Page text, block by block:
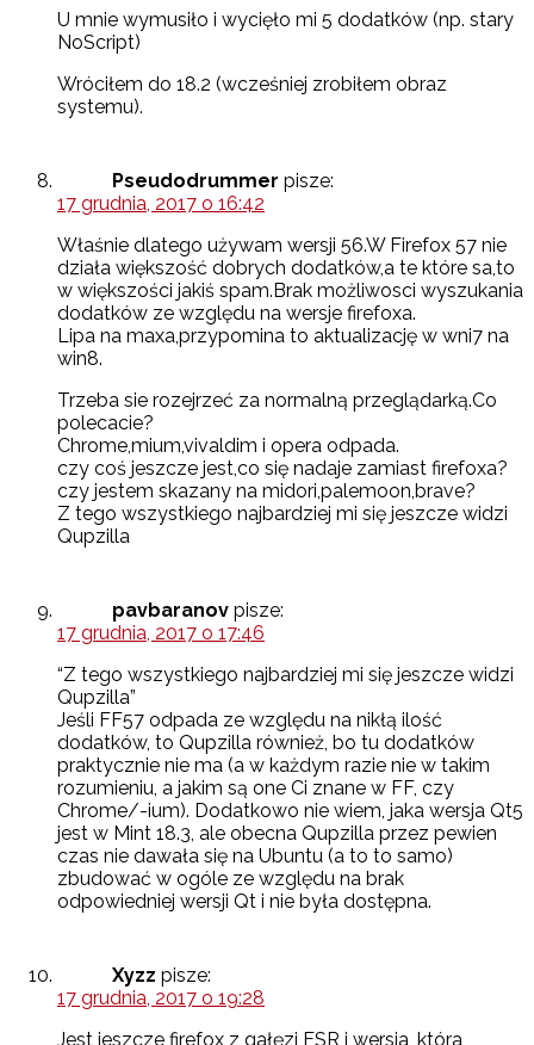
U mnie wymusiło i wycięło mi 5 dodatków (np. stary
NoScript)
Wróciłem do 18.2 (wcześniej zrobiłem obraz
systemu).
Pseudodrummer pisze:
17 grudnia, 2017 o 16:42
Właśnie dlatego używam wersji 56.W Firefox 57 nie
działa większość dobrych dodatków,a te które sa,to
w większości jakiś spam.Brak możliwosci wyszukania
dodatków ze względu na wersje firefoxa.
Lipa na maxa,przypomina to aktualizację w wni7 na
win8.
Trzeba sie rozejrzeć za normalną przeglądarką.Co
polecacie?
Chrome,mium,vivaldim i opera odpada.
czy coś jeszcze jest,co się nadaje zamiast firefoxa?
czy jestem skazany na midori,palemoon,brave?
Z tego wszystkiego najbardziej mi się jeszcze widzi
Qupzilla
pavbaranov pisze:
17 grudnia, 2017 o 17:46
“Z tego wszystkiego najbardziej mi się jeszcze widzi
Qupzilla”
Jeśli FF57 odpada ze względu na nikłą ilość
dodatków, to Qupzilla również, bo tu dodatków
praktycznie nie ma (a w każdym razie nie w takim
rozumieniu, a jakim są one Ci znane w FF, czy
Chrome/-ium). Dodatkowo nie wiem, jaka wersja Qt5
jest w Mint 18.3, ale obecna Qupzilla przez pewien
czas nie dawała się na Ubuntu (a to to samo)
zbudować w ogóle ze względu na brak
odpowiedniej wersji Qt i nie była dostępna.
Xyzz pisze:
17 grudnia, 2017 o 19:28
Jest jeszcze firefox z gałęzi ESR i wersja, która